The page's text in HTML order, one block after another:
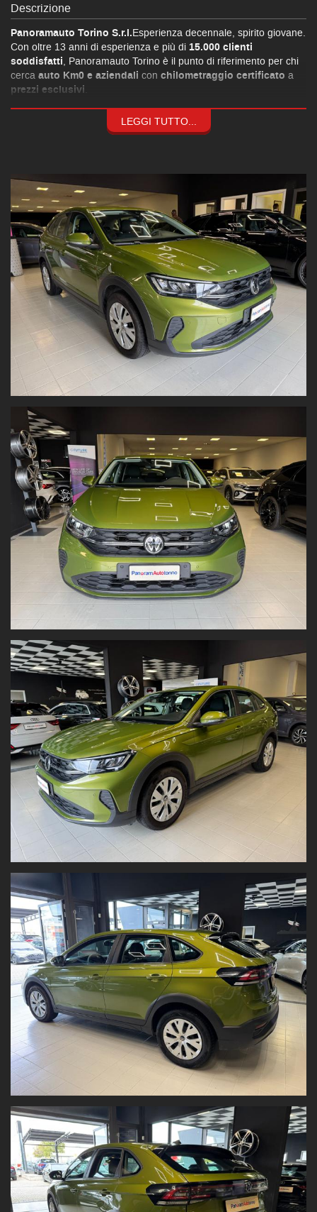
Descrizione
Panoramauto Torino S.r.l.Esperienza decennale, spirito giovane.
Con oltre 13 anni di esperienza e più di 15.000 clienti
soddisfatti, Panoramauto Torino è il punto di riferimento per chi
cerca auto Km0 e aziendali con chilometraggio certificato a
prezzi esclusivi
grazie alle convenzioni con le principali società del
Manutenzione ordinaria e straordinariaeseguita internamente
per garantirti massima sicurezza.
Servizio carrozzeria e assistenza stradaleper supportarti a
360°.
VOLKSWAGEN Taigo 1.0 TSI 110 CV Life
accessori :
Climatizzatore,
Volante in pelle,
Bracciolo anteriore,
Ready for We Connect e We Connect Plus
Strumentazione digitale con display,
Impianto audio con touchscreen,
radio digitale DAB,
Cerchi da 16,
Bluetooth, Connessione iOS - Android,
Fari a Led,
Fari automatici,
Assistente alla frenata,
Riconoscimento segnali stradali,
Limitatore di velocità,
Sistema di assistenza al mantenimento della corsia,
Adaptive cruise control,
Alza cristalli elettrici anteriori e posteriori,
Il prezzo è al netto dell'immatricolazione ed è valido con
promozione Panoramauto Torino S.r.l.
Valutiamo il tuo usato!
Vuoi permutare la tua vettura o venderla?
foto e datidirettamente dal nostro sito:
www.panoramautotorino.it→ sezione “Acquistiamo il tuo
Ti aspettiamo in Strada Settimo 364, Torino, di fronte al centro
commerciale Panorama.
Nota bene:
Tutti i dati tecnici e gli accessori del veicolo sono riportati con la
massima accuratezza possibile. Tuttavia, le informazioni hanno
valore indicativo non costituiscono vincolo contrattuale .
Fogli informativi disponibili in sede.
LEGGI TUTTO...